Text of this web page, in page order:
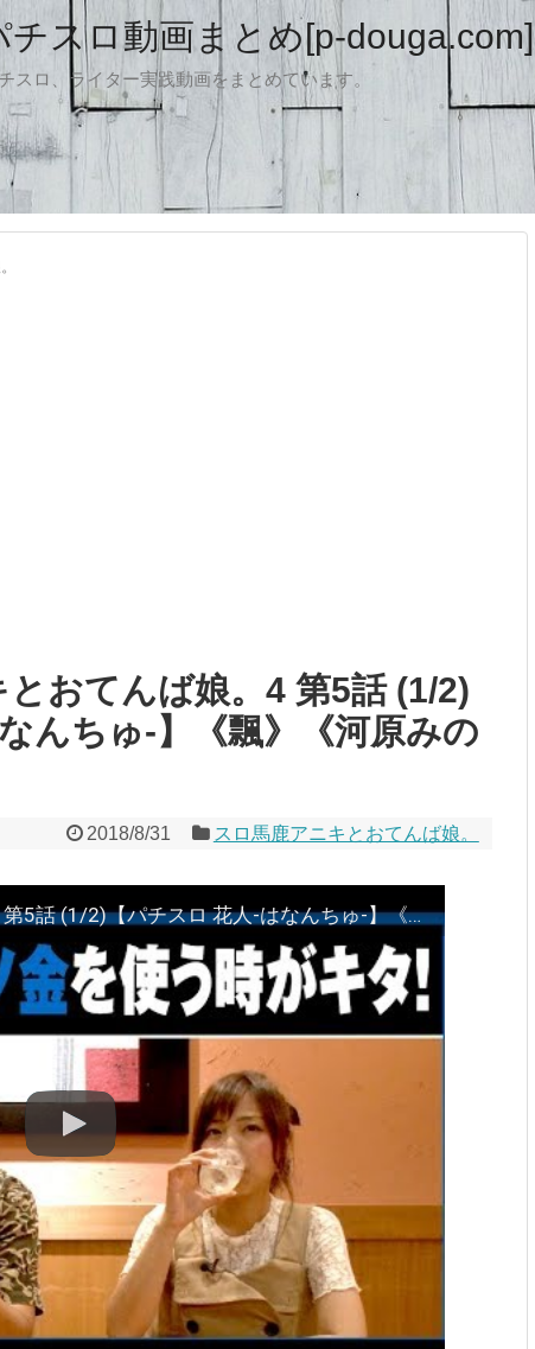
スロ動画まとめ[p-douga.com]
スロ、ライター実践動画をまとめています。
おてんば娘。4 第5話 (1/2)
んちゅ-】《飄》《河原みの
2018/8/31 スロ馬鹿アニキとおてんば娘。
スロ馬鹿アニキとおてんば娘。4 第5話 (1/2)【パチスロ 花人-はなんちゅ-】《飄》《河原みのり》[ジャンバリ.TV][パチスロ][スロット]